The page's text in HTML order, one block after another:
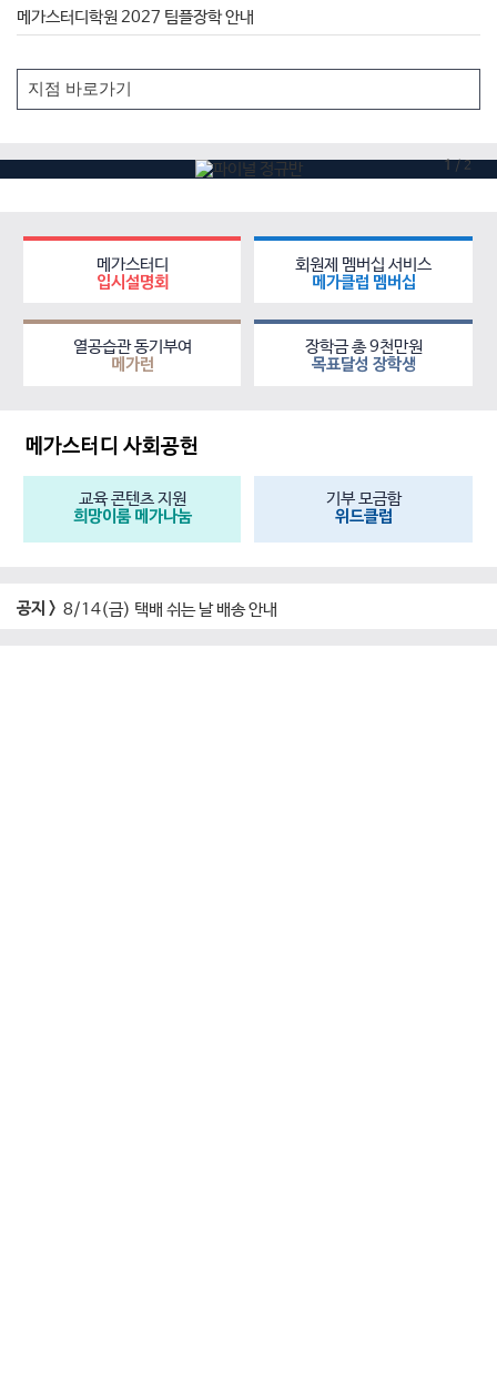
메가스터디학원 2027 팀플장학 안내
1 / 2
메가스터디
입시설명회
회원제 멤버십 서비스
메가클럽 멤버십
열공습관 동기부여
메가런
장학금 총 9천만원
목표달성 장학생
메가스터디 사회공헌
교육 콘텐츠 지원
희망이룸 메가나눔
기부 모금함
위드클럽
공지 > 8/14(금) 택배 쉬는 날 배송 안내